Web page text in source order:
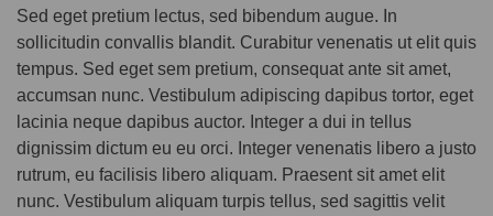
Sed eget pretium lectus, sed bibendum augue. In
sollicitudin convallis blandit. Curabitur venenatis ut elit quis
tempus. Sed eget sem pretium, consequat ante sit amet,
accumsan nunc. Vestibulum adipiscing dapibus tortor, eget
lacinia neque dapibus auctor. Integer a dui in tellus
dignissim dictum eu eu orci. Integer venenatis libero a justo
rutrum, eu facilisis libero aliquam. Praesent sit amet elit
nunc. Vestibulum aliquam turpis tellus, sed sagittis velit